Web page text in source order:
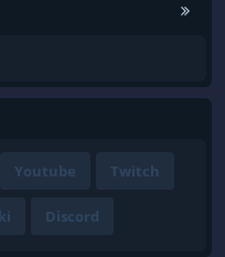
Youtube Twitch
Discord